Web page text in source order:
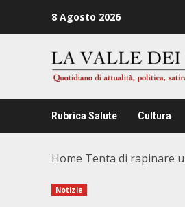
8 Agosto 2026
Rubrica Salute Cultura
Home Tenta di rapinare
Notizie